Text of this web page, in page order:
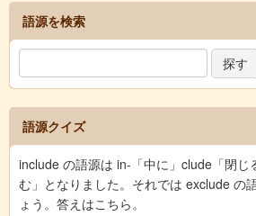
語源を検索
語源クイズ
include の語源は in-「中に」clude「閉じ
む」となりました。それでは exclude の
ょう。答えはこちら。